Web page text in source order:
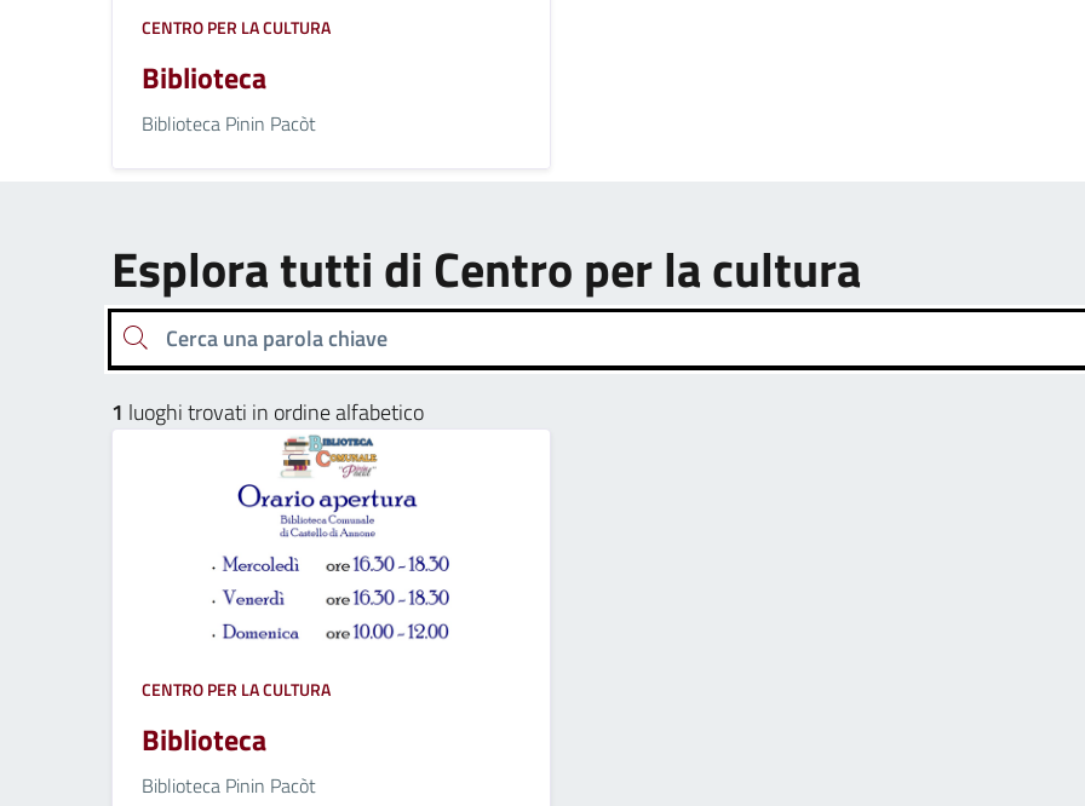
CENTRO PER LA CULTURA
Biblioteca
Biblioteca Pinin Pacòt
Esplora tutti di Centro per la cultura
Cerca una parola chiave
1 luoghi trovati in ordine alfabetico
CENTRO PER LA CULTURA
Biblioteca
Biblioteca Pinin Pacòt